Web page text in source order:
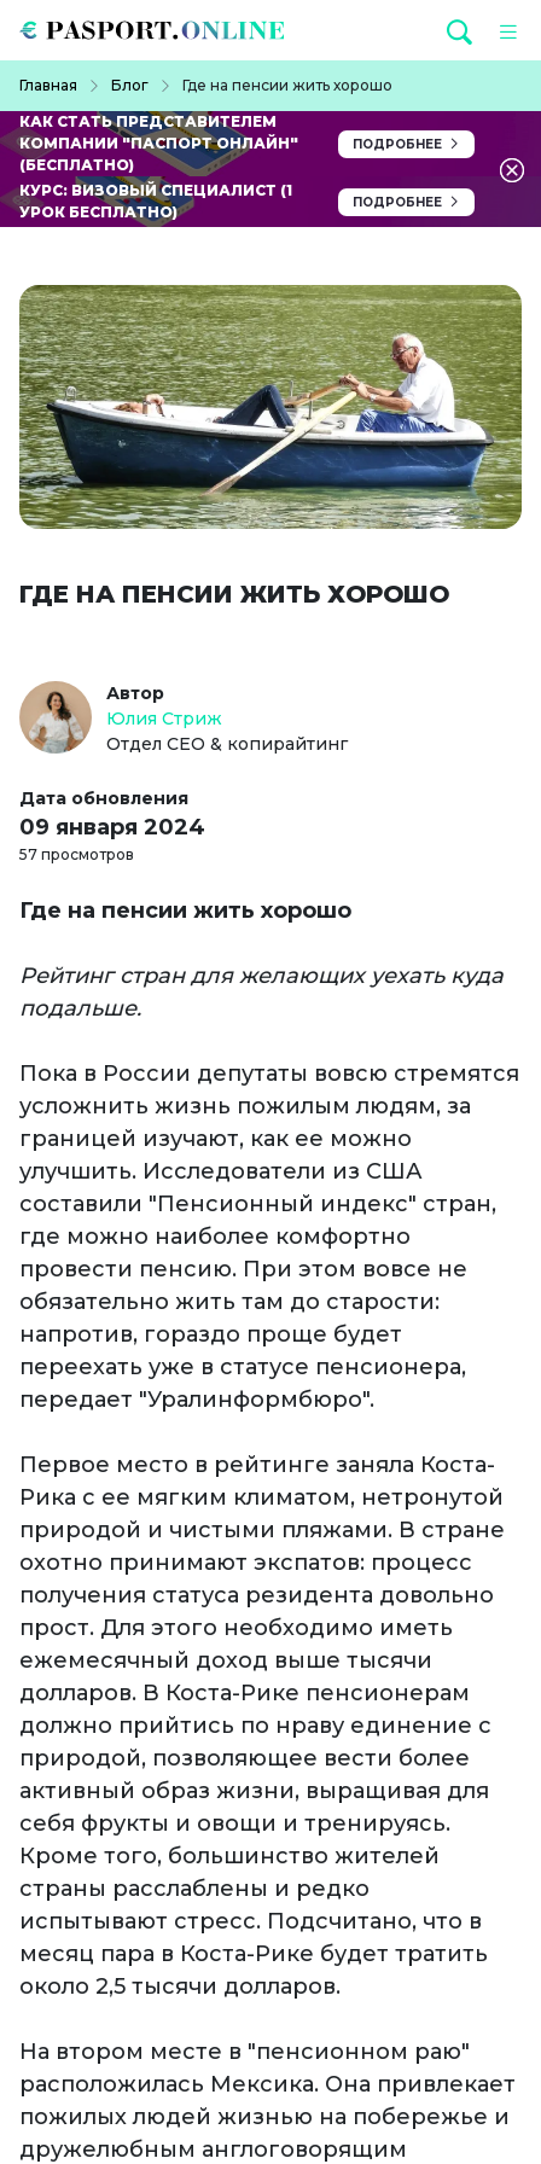
Главная Блог
Где на пенсии жить хорошо
КАК СТАТЬ ПРЕДСТАВИТЕЛЕМ
КОМПАНИИ "ПАСПОРТ ОНЛАЙН"
(БЕСПЛАТНО)
ПОДРОБНЕЕ
КУРС: ВИЗОВЫЙ СПЕЦИАЛИСТ (1
УРОК БЕСПЛАТНО)
ПОДРОБНЕЕ
ГДЕ НА ПЕНСИИ ЖИТЬ ХОРОШО
Автор
Юлия Стриж
Отдел СЕО & копирайтинг
Дата обновления
09 января 2024
57 просмотров
Где на пенсии жить хорошо
Рейтинг стран для желающих уехать куда
подальше.
Пока в России депутаты вовсю стремятся
усложнить жизнь пожилым людям, за
границей изучают, как ее можно
улучшить. Исследователи из США
составили "Пенсионный индекс" стран,
где можно наиболее комфортно
провести пенсию. При этом вовсе не
обязательно жить там до старости:
напротив, гораздо проще будет
переехать уже в статусе пенсионера,
передает "Уралинформбюро".
Первое место в рейтинге заняла Коста-
Рика с ее мягким климатом, нетронутой
природой и чистыми пляжами. В стране
охотно принимают экспатов: процесс
получения статуса резидента довольно
прост. Для этого необходимо иметь
ежемесячный доход выше тысячи
долларов. В Коста-Рике пенсионерам
должно прийтись по нраву единение с
природой, позволяющее вести более
активный образ жизни, выращивая для
себя фрукты и овощи и тренируясь.
Кроме того, большинство жителей
страны расслаблены и редко
испытывают стресс. Подсчитано, что в
месяц пара в Коста-Рике будет тратить
около 2,5 тысячи долларов.
На втором месте в "пенсионном раю"
расположилась Мексика. Она привлекает
пожилых людей жизнью на побережье и
дружелюбным англоговорящим